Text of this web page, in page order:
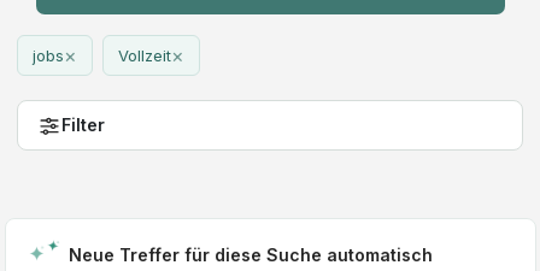
jobs× Vollzeit×
Filter
Neue Treffer für diese Suche automatisch